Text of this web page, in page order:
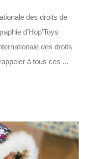
des droits de
d’Hop’Toys
des droits
à tous ces ...